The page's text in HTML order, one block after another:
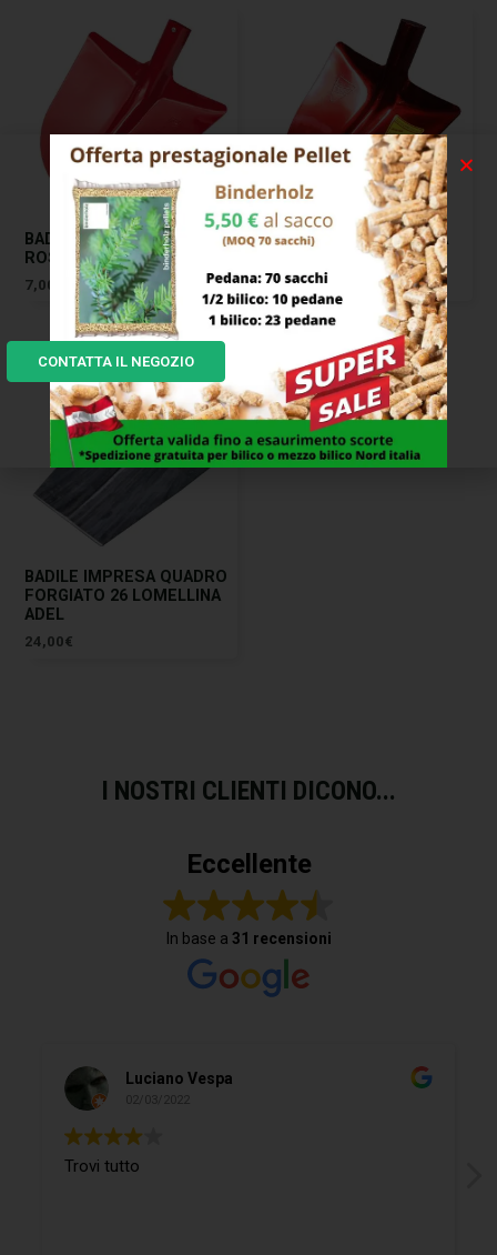
BADILE IMPRESA PUNTA
ROSSO 30 AGEF
7,00
BADILE IMPRESA PUNTA
LEGA SCUDO MASS
18,00€
BADILE IMPRESA QUADRO
FORGIATO 26 LOMELLINA
ADEL
24,00€
I NOSTRI CLIENTI DICONO...
Eccellente
In base a 31 recensioni
Luciano Vespa
02/03/2022
Trovi tutto
CONTATTA IL NEGOZIO